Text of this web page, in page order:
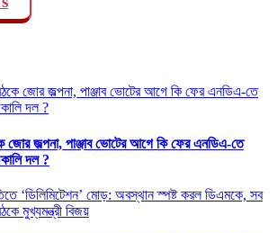
জোর জল্পনা, পাঞ্জাব ভোটের আগে কি ফের এনডিএ-তে
দল ?